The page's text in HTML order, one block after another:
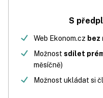
S
Web Ekonom.cz bez
Možnost sdílet
měsíčně)
Možnost ukládat si